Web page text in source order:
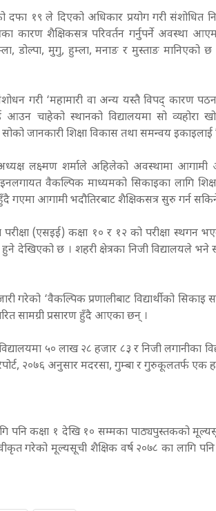
दफा १९ ले दिएको अधिकार प्रयोग गरी संशोधित
कारण शैक्षिकसत्र परिवर्तन गर्नुपर्ने अवस्था
डोल्पा, मुगु, हुम्ला, मनाङ र मुस्ताङ
गरी ‘महामारी वा अन्य यस्तै विपद् कारण
आउन चाहेको स्थानको विद्यालयमा सो व्यहोरा
। सोको जानकारी शिक्षा विकास तथा समन्वय
अध्यक्ष लक्ष्मण शर्माले अहिलेको अवस्थामा
वैकल्पिक माध्यमको सिकाइका लागि
गएमा आगामी भदौतिरबाट शैक्षिकसत्र सुरु गर्न
(एसइई) कक्षा १० र १२ को परीक्षा स्थगन
हुने देखिएको छ । शहरी क्षेत्रका निजी
गरेको ‘वैकल्पिक प्रणालीबाट विद्यार्थीको
सामग्री प्रसारण हुँदै आएका छन् ।
५० लाख २८ हजार ८३ र निजी लगानीका
२०७६ अनुसार मदरसा, गुम्बा र गुरुकूलतर्फ एक
पनि कक्षा १ देखि १० सम्मका पाठ्यपुस्तकको
गरेको मूल्यसूची शैक्षिक वर्ष २०७८ का लागि